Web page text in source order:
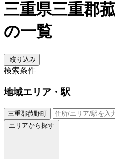
三重県三重郡
の一覧
絞り込み
検索条件
地域エリア・駅
三重郡菰野町
エリアから探す